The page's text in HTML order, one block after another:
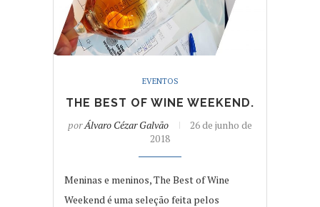
EVENTOS
THE BEST OF WINE WEEKEND.
porÁlvaro Cézar Galvão
26 de junho de
2018
Meninas e meninos, The Best of Wine
Weekend é uma seleção feita pelos